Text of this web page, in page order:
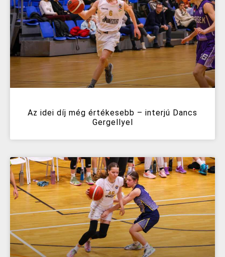
Az idei díj még értékesebb – interjú Dancs
Gergellyel